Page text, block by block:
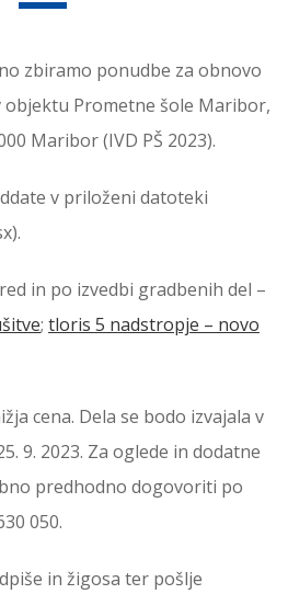
zbiramo ponudbe za obnovo
Prometne šole Maribor,
Maribor (IVD PŠ 2023).
v priloženi datoteki
in po izvedbi gradbenih del –
; tloris 5 nadstropje – novo
cena. Dela se bodo izvajala v
9. 2023. Za oglede in dodatne
predhodno dogovoriti po
050.
in žigosa ter pošlje